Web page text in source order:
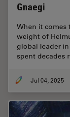
Gnaegi
When it comes
weight of
global leader
spent decades
Jul 04, 2025